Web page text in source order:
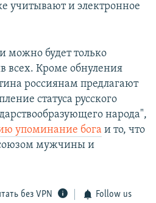
учитывают и электронное
можно будет только
всех. Кроме обнуления
россиянам предлагают
статуса русского
народа",
упоминание бога и то, что
союзом мужчины и
без VPN Follow us